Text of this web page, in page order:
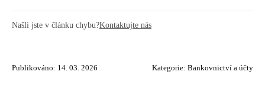
Našli jste v článku chybu?Kontaktujte nás
Publikováno: 14. 03. 2026 Kategorie: Bankovnictví a účty